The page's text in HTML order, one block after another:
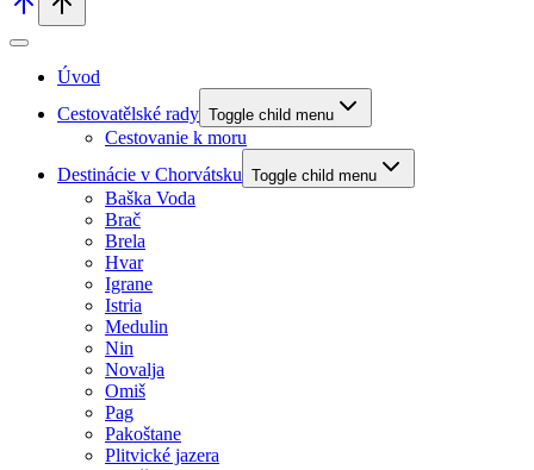
Úvod
Cestovatělské rady Toggle child menu
Cestovanie k moru
Destinácie v Chorvátsku Toggle child menu
Baška Voda
Brač
Brela
Hvar
Igrane
Istria
Medulin
Nin
Novalja
Omiš
Pag
Pakoštane
Plitvické jazera